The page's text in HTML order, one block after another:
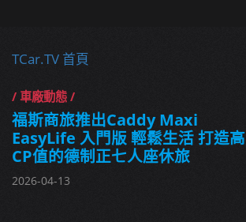
TCar.TV 首頁
/ 車廠動態 /
福斯商旅推出Caddy Maxi
EasyLife 入門版 輕鬆生活 打造高
CP值的德制正七人座休旅
2026-04-13